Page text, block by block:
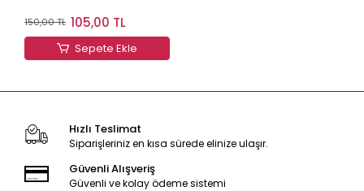
150,00 TL 105,00 TL
Sepete Ekle
Hızlı Teslimat
Siparişleriniz en kısa sürede elinize ulaşır.
Güvenli Alışveriş
Güvenli ve kolay ödeme sistemi